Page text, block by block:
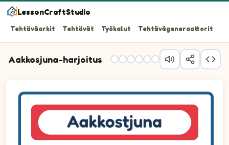
LessonCraftStudio
Tehtäväarkit Tehtävät Työkalut Tehtävägeneraattorit
Aakkosjuna-harjoitus
Tehtävä 3: Vedä oikea kirjain vaunuun 3.
Tehtävä 4: Vedä oikea kirjain vaunuun 4.
Tehtävä 5: Vedä oikea kirjain vaunuun 5.
Tehtävä 6: Vedä oikea kirjain vaunuun 6.